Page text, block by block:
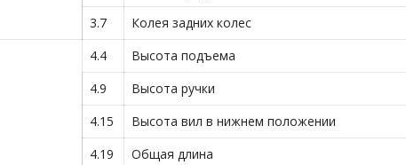
3.7
Колея задних колес
4.4 Высота подъема
4.9
Высота ручки
4.15
Высота вил в нижнем положении
4.19
Общая длина